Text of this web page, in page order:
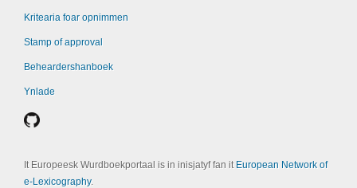
Kritearia foar opnimmen
Stamp of approval
Beheardershanboek
Ynlade
It Europeesk Wurdboekportaal is in inisjatyf fan it European Network of
e-Lexicography.